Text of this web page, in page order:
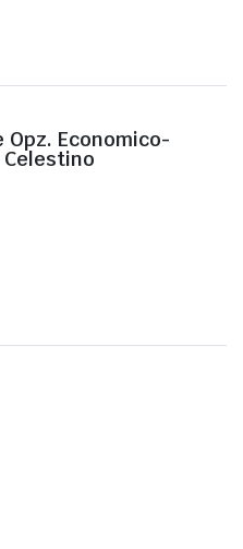
Economico-
Celestino